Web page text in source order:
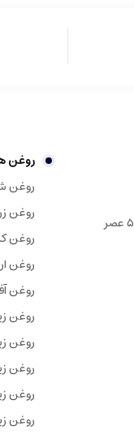
روغن
روغن
روغن
روغن
روغن
روغن
روغن
روغن
روغن
روغن
روغن